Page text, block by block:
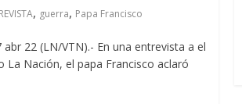
, guerra, Papa Francisco
22 (LN/VTN).- En una entrevista a el
La Nación, el papa Francisco aclaró